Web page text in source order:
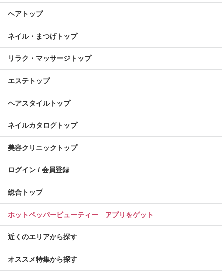
ヘアトップ
ネイル・まつげトップ
リラク・マッサージトップ
エステトップ
ヘアスタイルトップ
ネイルカタログトップ
美容クリニックトップ
ログイン / 会員登録
総合トップ
ホットペッパービューティー アプリをゲット
近くのエリアから探す
オススメ特集から探す